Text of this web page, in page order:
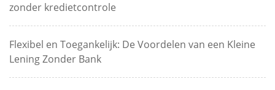
zonder kredietcontrole
Flexibel en Toegankelijk: De Voordelen van een Kleine
Lening Zonder Bank